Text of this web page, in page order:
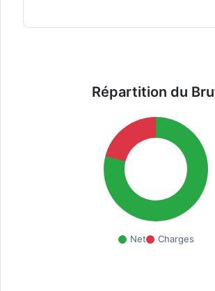
Répartition du
Net Charges